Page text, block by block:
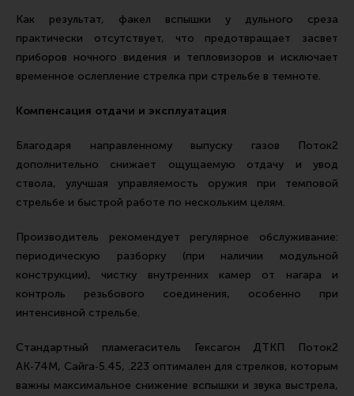
Как результат, факел вспышки у дульного среза
практически отсутствует, что предотвращает засвет
приборов ночного видения и тепловизоров и исключает
временное ослепление стрелка при стрельбе в темноте.
Компенсация отдачи и эксплуатация
Благодаря направленному выпуску газов Поток2
дополнительно снижает ощущаемую отдачу и увод
ствола, улучшая управляемость оружия при темповой
стрельбе и быстрой работе по нескольким целям.
Производитель рекомендует регулярное обслуживание:
периодическую разборку (при наличии модульной
конструкции), чистку внутренних камер от нагара и
контроль резьбового соединения, особенно при
интенсивной стрельбе.
Стандартный пламегаситель Гексагон ДТКП Поток2
АК‑74М, Сайга‑5.45, .223 оптимален для стрелков, которым
важны максимальное снижение вспышки и звука выстрела,